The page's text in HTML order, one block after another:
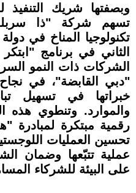
وبصفتها شريك التنفيذ
تسهم شركة "ذا
تكنولوجيا المناخ في دولة
الثاني في برنامج
"دبي القابضة"، في
خبراتها في تسهيل
والموارد. وتنطوي هذه
رقمية مبتكرة
تحسين العمليات
عملية تتبّعها وضمان
على البيئة للشركاء